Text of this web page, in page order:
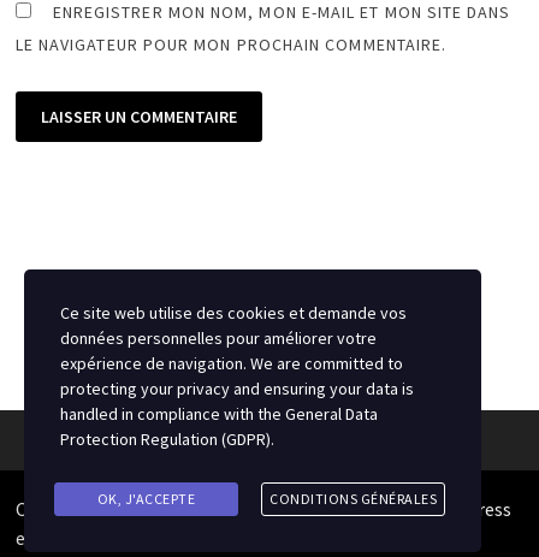
ENREGISTRER MON NOM, MON E-MAIL ET MON SITE DANS
LE NAVIGATEUR POUR MON PROCHAIN COMMENTAIRE.
Copyright © 2026Source du Hockey. Alimenté parWordPress
et
Ce site web utilise des cookies et demande vos
données personnelles pour améliorer votre
expérience de navigation. We are committed to
protecting your privacy and ensuring your data is
handled in compliance with the General Data
Protection Regulation (GDPR).
OK, J'ACCEPTE CONDITIONS GÉNÉRALES